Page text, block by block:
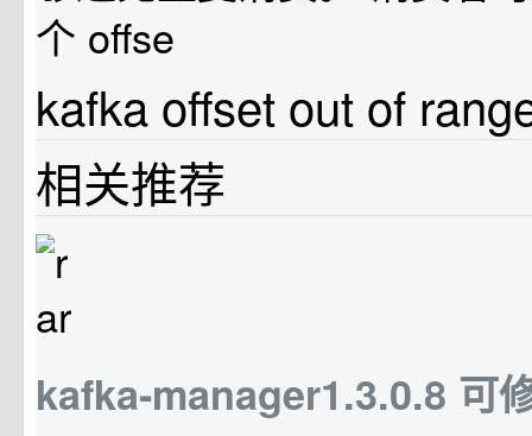
个 offse
kafka offset out of
相关推荐
kafka-manager1.3.0.8 可